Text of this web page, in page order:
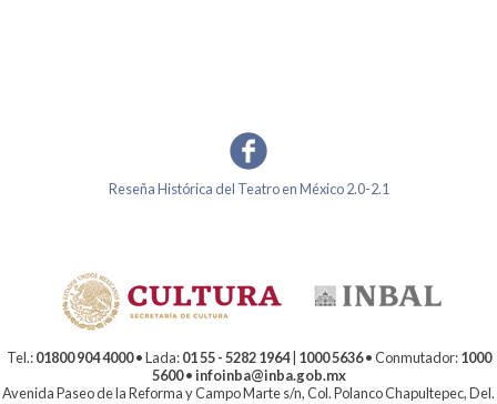
Reseña Histórica del Teatro en México 2.0-2.1
Tel.:01800 904 4000• Lada:01 55 - 5282 1964| 1000 5636• Conmutador:1000
5600•infoinba@inba.gob.mx
Avenida Paseo de la Reforma y Campo Marte s/n, Col. Polanco Chapultepec, Del.